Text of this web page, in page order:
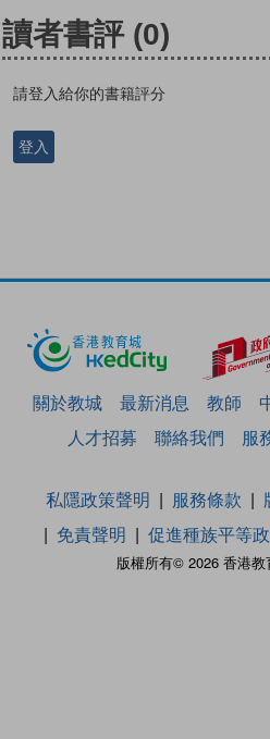
讀者書評 (0)
請登入給你的書籍評分
登入
關於教城 最新消息 教師
人才招募
聯絡我們 服
版權所有© 2026 香港教
私隱政策聲明 服務條款
免責聲明
促進種族平等